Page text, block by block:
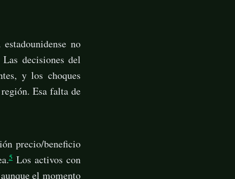
no
decisiones del
y los choques
Esa falta de
precio/beneficio
5Los activos con
el momento